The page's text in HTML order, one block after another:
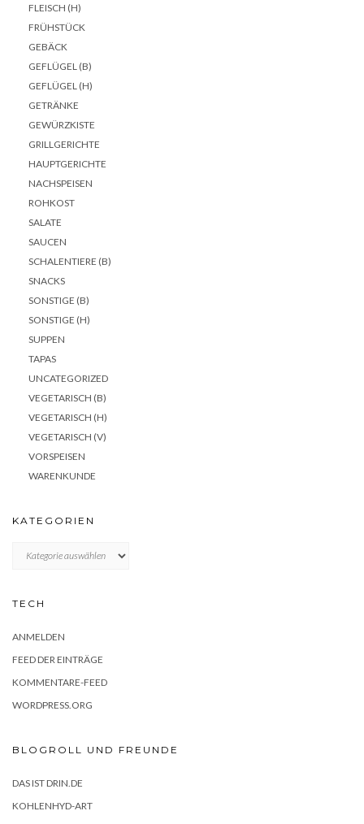
FLEISCH (H)
FRÜHSTÜCK
GEBÄCK
GEFLÜGEL (B)
GEFLÜGEL (H)
GETRÄNKE
GEWÜRZKISTE
GRILLGERICHTE
HAUPTGERICHTE
NACHSPEISEN
ROHKOST
SALATE
SAUCEN
SCHALENTIERE (B)
SNACKS
SONSTIGE (B)
SONSTIGE (H)
SUPPEN
TAPAS
UNCATEGORIZED
VEGETARISCH (B)
VEGETARISCH (H)
VEGETARISCH (V)
VORSPEISEN
WARENKUNDE
KATEGORIEN
TECH
ANMELDEN
FEED DER EINTRÄGE
KOMMENTARE-FEED
WORDPRESS.ORG
BLOGROLL UND FREUNDE
DAS IST DRIN.DE
KOHLENHYD-ART